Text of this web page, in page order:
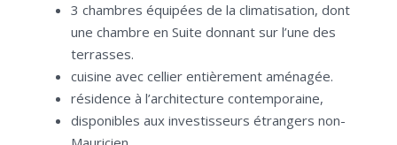
3 chambres équipées de la climatisation, dont
une chambre en Suite donnant sur l’une des
terrasses.
cuisine avec cellier entièrement aménagée.
résidence à l’architecture contemporaine,
disponibles aux investisseurs étrangers non-